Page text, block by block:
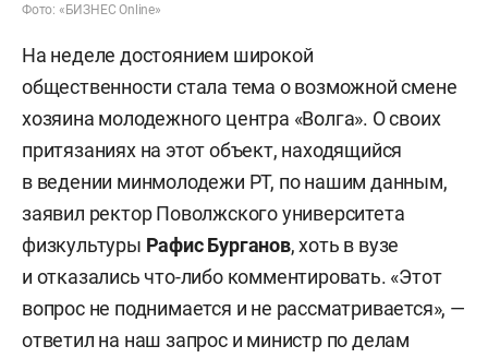
Фото: «БИЗНЕС Online»
На неделе достоянием широкой
общественности стала тема о возможной смене
хозяина молодежного центра «Волга». О своих
притязаниях на этот объект, находящийся
в ведении минмолодежи РТ, по нашим данным,
заявил ректор Поволжского университета
физкультуры Рафис Бурганов, хоть в вузе
и отказались что-либо комментировать. «Этот
вопрос не поднимается и не рассматривается», —
ответил на наш запрос и министр по делам